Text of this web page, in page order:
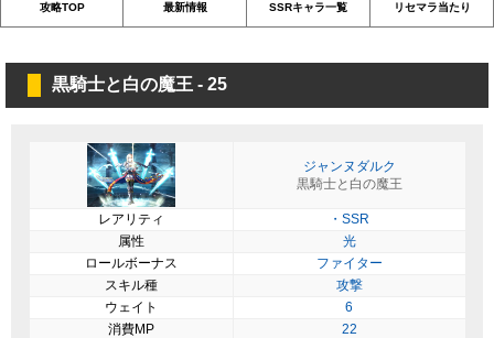
攻略TOP 最新情報 SSRキャラ一覧 リセマラ当たり
黒騎士と白の魔王 - 25
ジャンヌダルク
黒騎士と白の魔王
レアリティ
・SSR
属性
光
ロールボーナス
ファイター
スキル種
攻撃
ウェイト
6
消費MP
22